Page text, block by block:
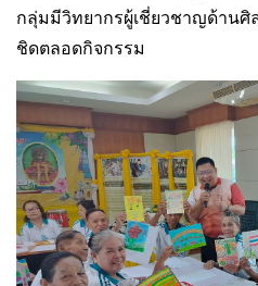
กลุ่มมีวิทยากรผู้เชี่ยวชาญด้านศิ
ชิดตลอดกิจกรรม